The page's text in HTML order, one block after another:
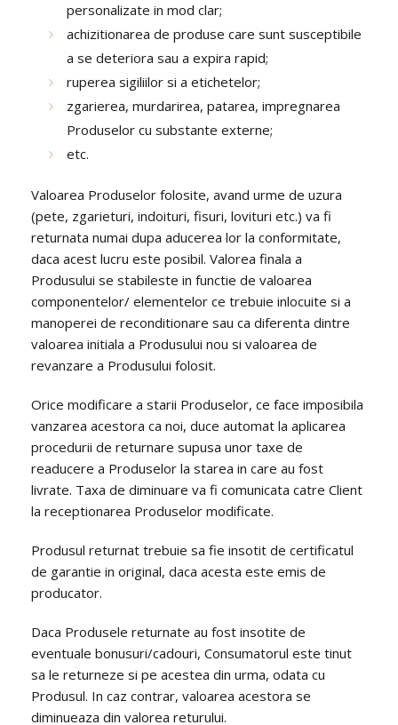
personalizate in mod clar;
achizitionarea de produse care sunt susceptibile
a se deteriora sau a expira rapid;
ruperea sigiliilor si a etichetelor;
zgarierea, murdarirea, patarea, impregnarea
Produselor cu substante externe;
etc.
Valoarea Produselor folosite, avand urme de uzura
(pete, zgarieturi, indoituri, fisuri, lovituri etc.) va fi
returnata numai dupa aducerea lor la conformitate,
daca acest lucru este posibil. Valorea finala a
Produsului se stabileste in functie de valoarea
componentelor/ elementelor ce trebuie inlocuite si a
manoperei de reconditionare sau ca diferenta dintre
valoarea initiala a Produsului nou si valoarea de
revanzare a Produsului folosit.
Orice modificare a starii Produselor, ce face imposibila
vanzarea acestora ca noi, duce automat la aplicarea
procedurii de returnare supusa unor taxe de
readucere a Produselor la starea in care au fost
livrate. Taxa de diminuare va fi comunicata catre Client
la receptionarea Produselor modificate.
Produsul returnat trebuie sa fie insotit de certificatul
de garantie in original, daca acesta este emis de
producator.
Daca Produsele returnate au fost insotite de
eventuale bonusuri/cadouri, Consumatorul este tinut
sa le returneze si pe acestea din urma, odata cu
Produsul. In caz contrar, valoarea acestora se
diminueaza din valorea returului.